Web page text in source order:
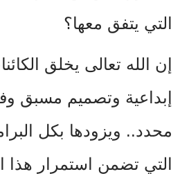
التي يتفق معها؟
إن الله تعالى يخلق
إبداعية وتصميم مسبق
محدد.. ويزودها بكل
التي تضمن استمرار هذا